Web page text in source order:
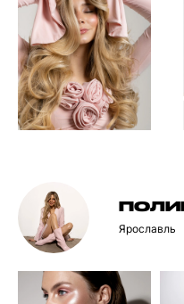
Ярославль